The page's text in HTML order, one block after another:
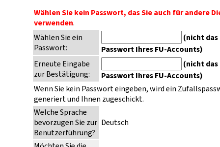
Wählen Sie kein Passwort, das Sie auch für andere
verwenden.
Wählen Sie ein
Passwort:
(nicht das
Passwort Ihres FU-Accounts)
Erneute Eingabe
zur Bestätigung:
(nicht das
Passwort Ihres FU-Accounts)
Wenn Sie kein Passwort eingeben, wird ein
generiert und Ihnen zugeschickt.
Welche Sprache
bevorzugen Sie zur
Benutzerführung?
Deutsch